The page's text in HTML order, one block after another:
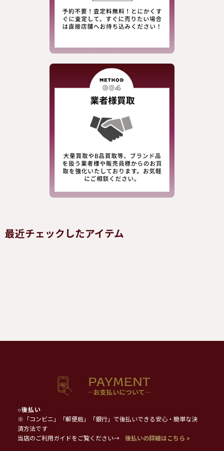
最近チェックしたアイテム
○後払い
※「コンビニ」「郵便局」「銀行」で後払いできる安心・簡単な決
済方法です
当店のご利用ガイドをご覧ください→
後払いの詳細はこちら >